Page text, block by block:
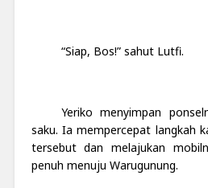
“Siap, Bos!” sahut Lutfi.
Yeriko menyimpan
saku. Ia mempercepat langkah
tersebut dan melajukan
penuh menuju Warugunung.